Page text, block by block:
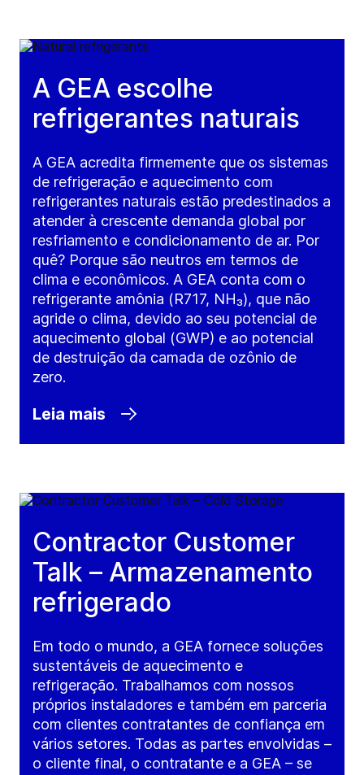
A GEA escolhe
refrigerantes naturais
A GEA acredita firmemente que os sistemas
de refrigeração e aquecimento com
refrigerantes naturais estão predestinados a
atender à crescente demanda global por
resfriamento e condicionamento de ar. Por
quê? Porque são neutros em termos de
clima e econômicos. A GEA conta com o
refrigerante amônia (R717, NH₃), que não
agride o clima, devido ao seu potencial de
aquecimento global (GWP) e ao potencial
de destruição da camada de ozônio de
zero.
Leia mais
Contractor Customer
Talk – Armazenamento
refrigerado
Em todo o mundo, a GEA fornece soluções
sustentáveis de aquecimento e
refrigeração. Trabalhamos com nossos
próprios instaladores e também em parceria
com clientes contratantes de confiança em
vários setores. Todas as partes envolvidas –
o cliente final, o contratante e a GEA – se